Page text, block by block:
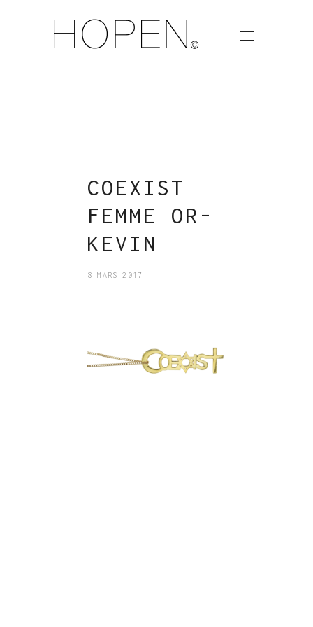
COEXIST
FEMME OR-
KEVIN
8 MARS 2017